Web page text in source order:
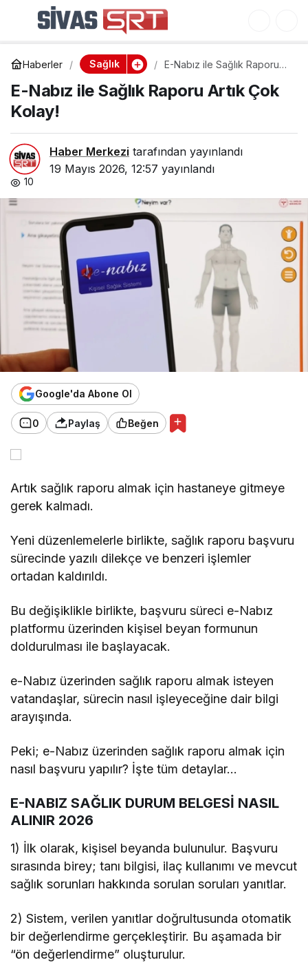
Haberler Sağlık
E-Nabız ile Sağlık Raporu
E-Nabız ile Sağlık Raporu Artık Çok
Kolay!
Haber Merkezi tarafından yayınlandı
19 Mayıs 2026, 12:57 yayınlandı
10
Google'da Abone Ol
0 Paylaş Beğen
Artık sağlık raporu almak için hastaneye gitmeye
gerek kalmadı.
Yeni düzenlemelerle birlikte, sağlık raporu başvuru
sürecinde yazılı dilekçe ve benzeri işlemler
ortadan kaldırıldı.
Bu değişiklikle birlikte, başvuru süreci e-Nabız
platformu üzerinden kişisel beyan formunun
doldurulması ile başlayacak.
e-Nabız üzerinden sağlık raporu almak isteyen
vatandaşlar, sürecin nasıl işleyeceğine dair bilgi
arayışında.
Peki; e-Nabız üzerinden sağlık raporu almak için
nasıl başvuru yapılır? İşte tüm detaylar…
E-NABIZ SAĞLIK DURUM BELGESİ NASIL
ALINIR 2026
1) İlk olarak, kişisel beyanda bulunulur. Başvuru
sırasında birey; tanı bilgisi, ilaç kullanımı ve mevcut
sağlık sorunları hakkında sorulan soruları yanıtlar.
2) Sistem, verilen yanıtlar doğrultusunda otomatik
bir değerlendirme gerçekleştirir. Bu aşamada bir
“ön değerlendirme” oluşturulur.
Ebola Salgını: Afrika’da